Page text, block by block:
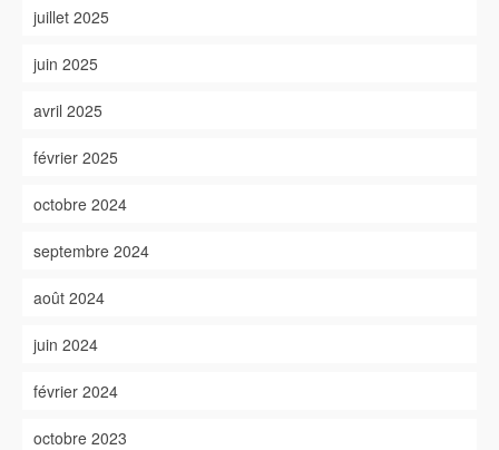
juillet 2025
juin 2025
avril 2025
février 2025
octobre 2024
septembre 2024
août 2024
juin 2024
février 2024
octobre 2023